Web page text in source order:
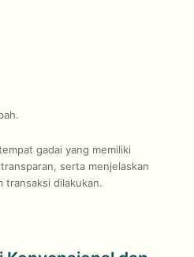
gadai yang memiliki
serta menjelaskan
transaksi dilakukan.